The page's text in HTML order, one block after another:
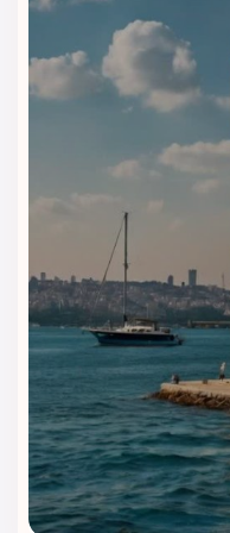
هتل بارسلو استانبول
اقامت‌های چندروزه و
و خدمات استاندارد
مناسب برای اقامتی
تکسیم تبدیل می‌کند.